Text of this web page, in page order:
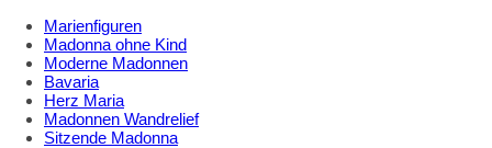
Marienfiguren
Madonna ohne Kind
Moderne Madonnen
Bavaria
Herz Maria
Madonnen Wandrelief
Sitzende Madonna